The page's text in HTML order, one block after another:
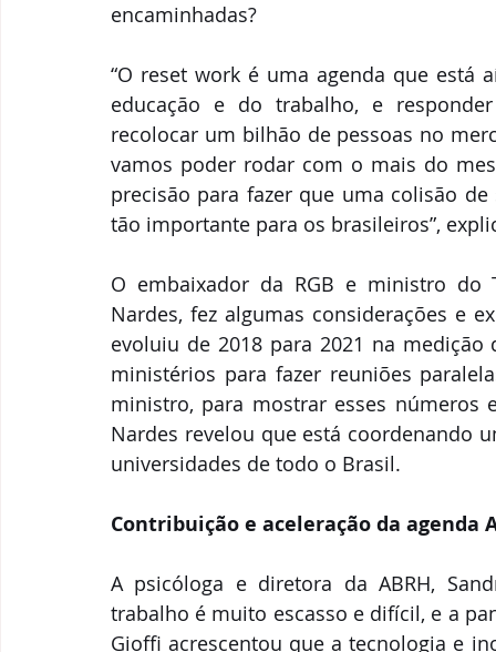
encaminhadas?
“O reset work é uma agenda que está
educação e do trabalho, e
recolocar um bilhão de pessoas no
vamos poder rodar com o mais do
precisão para fazer que uma colisão
tão importante para os brasileiros”,
O embaixador da RGB e ministro do
Nardes, fez algumas considerações e
evoluiu de 2018 para 2021 na
ministérios para fazer reuniões
ministro, para mostrar esses números
Nardes revelou que está coordenando
universidades de todo o Brasil.
Contribuição e aceleração da agenda
A psicóloga e diretora da ABRH,
trabalho é muito escasso e difícil, e a
Gioffi acrescentou que a tecnologia e